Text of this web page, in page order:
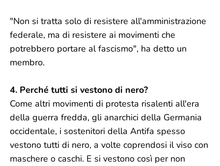
"Non si tratta solo di resistere all'amministrazione
federale, ma di resistere ai movimenti che
potrebbero portare al fascismo", ha detto un
membro.
4. Perché tutti si vestono di nero?
Come altri movimenti di protesta risalenti all'era
della guerra fredda, gli anarchici della Germania
occidentale, i sostenitori della Antifa spesso
vestono tutti di nero, a volte coprendosi il viso con
maschere o caschi. E si vestono così per non